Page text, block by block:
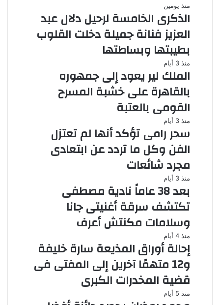
منذ يومين
الذكرى الخامسة لرحيل دلال عبد
العزيز فنانة جميلة دخلت القلوب
بطيبتها وبساطتها
منذ 3 أيام
الملك لير يعود إلى جمهوره
بالقاهرة على خشبة المسرح
القومى بالعتبة
منذ 3 أيام
سحر رامى تؤكد أنها لم تعتزل
الفن وكل ما تردد عن ابتعادى
مجرد شائعات
منذ 3 أيام
بعد 38 عاماً نادية مصطفى
تكتشف سرقة أغنيتى جانا
وسلامات مكنتش أعرف
منذ 4 أيام
إحالة أوراق المذيعة سارة خليفة
و12 متهمًا آخرين إلى المفتى فى
قضية المخدرات الكبرى
منذ 5 أيام